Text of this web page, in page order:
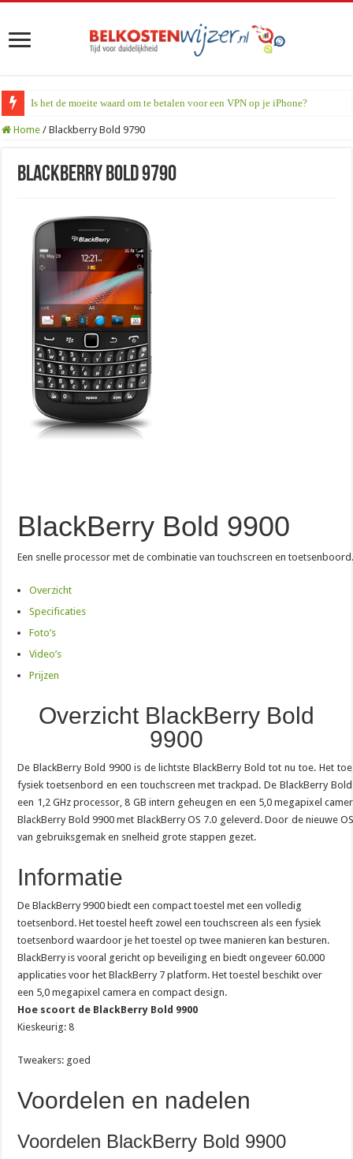
Is het de moeite waard om te betalen voor een VPN op je iPhone?
Home / Blackberry Bold 9790
Blackberry Bold 9790
BlackBerry Bold 9900
Een snelle processor met de combinatie van touchscreen en
Overzicht
Specificaties
Foto’s
Video’s
Prijzen
Overzicht BlackBerry Bold
9900
De BlackBerry Bold 9900 is de lichtste BlackBerry Bold tot nu toe. Het
fysiek toetsenbord en een touchscreen met trackpad. De BlackBerry
een 1,2 GHz processor, 8 GB intern geheugen en een 5,0 megapixel
BlackBerry Bold 9900 met BlackBerry OS 7.0 geleverd. Door de nieuwe
van gebruiksgemak en snelheid grote stappen gezet.
Informatie
De BlackBerry 9900 biedt een compact toestel met een volledig
toetsenbord. Het toestel heeft zowel een touchscreen als een fysiek
toetsenbord waardoor je het toestel op twee manieren kan besturen.
BlackBerry is vooral gericht op beveiliging en biedt ongeveer 60.000
applicaties voor het BlackBerry 7 platform. Het toestel beschikt over
een 5,0 megapixel camera en compact design.
Hoe scoort de BlackBerry Bold 9900
Kieskeurig: 8
Tweakers: goed
Voordelen en nadelen
Voordelen BlackBerry Bold 9900